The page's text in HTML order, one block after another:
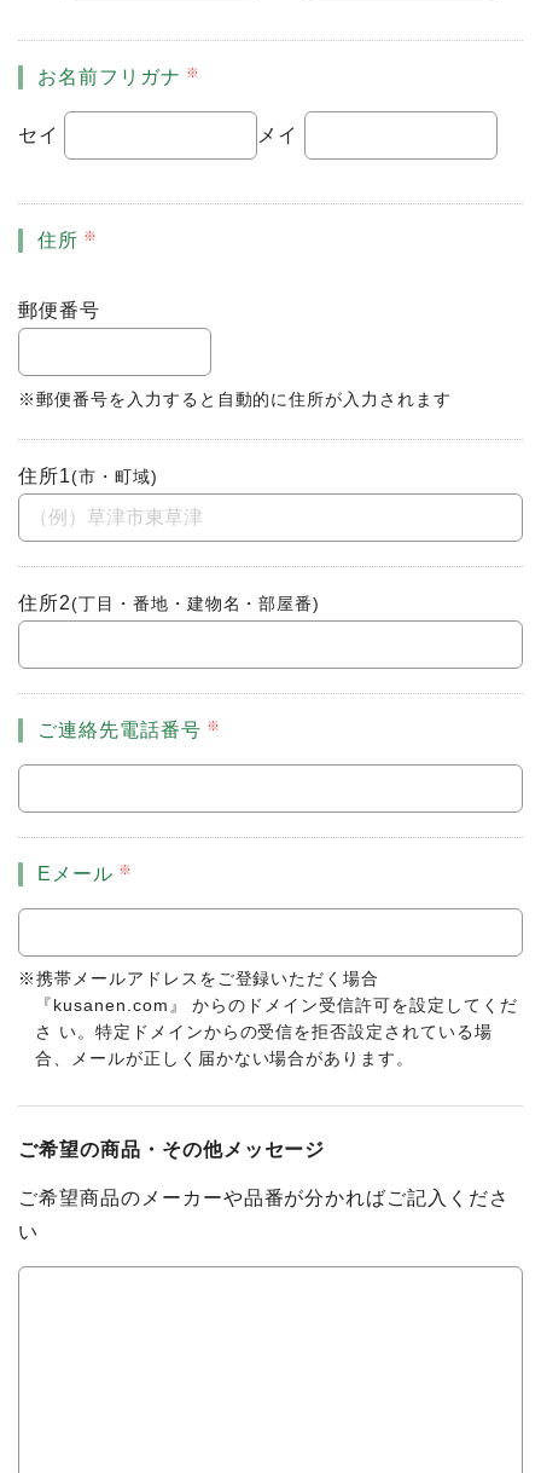
お名前フリガナ
セイ メイ
住所
郵便番号
※郵便番号を入力すると自動的に住所が入力されます
住所1(市・町域)
住所2(丁目・番地・建物名・部屋番)
ご連絡先電話番号
Eメール
※携帯メールアドレスをご登録いただく場合
『kusanen.com』 からのドメイン受信許可を設定してくだ
さ い。特定ドメインからの受信を拒否設定されている場
合、メールが正しく届かない場合があります。
ご希望の商品・その他メッセージ
ご希望商品のメーカーや品番が分かればご記入くださ
い